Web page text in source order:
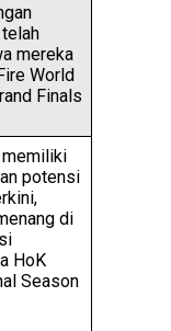
mereka
World
Finals
potensi
di
HoK
Season